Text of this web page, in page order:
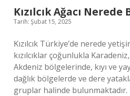
Kızılcık Ağacı
Tarih: Şubat 15, 2025
Kızılcık Türkiye’de nerede
kızılcıklar çoğunlukla
Akdeniz bölgelerinde, kıyı ve
dağlık bölgelerde ve dere
gruplar halinde